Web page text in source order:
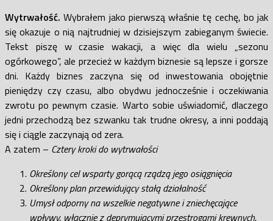
Wytrwałość. Wybrałem jako pierwszą właśnie tę cechę, bo jak
się okazuje o nią najtrudniej w dzisiejszym zabieganym świecie.
Tekst piszę w czasie wakacji, a więc dla wielu „sezonu
ogórkowego”, ale przecież w każdym biznesie są lepsze i gorsze
dni. Każdy biznes zaczyna się od inwestowania obojętnie
pieniędzy czy czasu, albo obydwu jednocześnie i oczekiwania
zwrotu po pewnym czasie. Warto sobie uświadomić, dlaczego
jedni przechodzą bez szwanku tak trudne okresy, a inni poddają
się i ciągle zaczynają od zera.
A zatem – Cztery kroki do wytrwałości
Określony cel wsparty gorącą rządzą jego osiągnięcia
Określony plan przewidujący stałą działalność
Umysł odporny na wszelkie negatywne i zniechęcające
wpływy, włącznie z deprymującymi przestrogami krewnych,